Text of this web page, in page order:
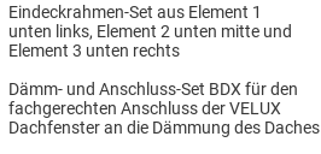
Eindeckrahmen-Set aus Element 1
unten links, Element 2 unten mitte und
Element 3 unten rechts
Dämm- und Anschluss-Set BDX für den
fachgerechten Anschluss der VELUX
Dachfenster an die Dämmung des Daches